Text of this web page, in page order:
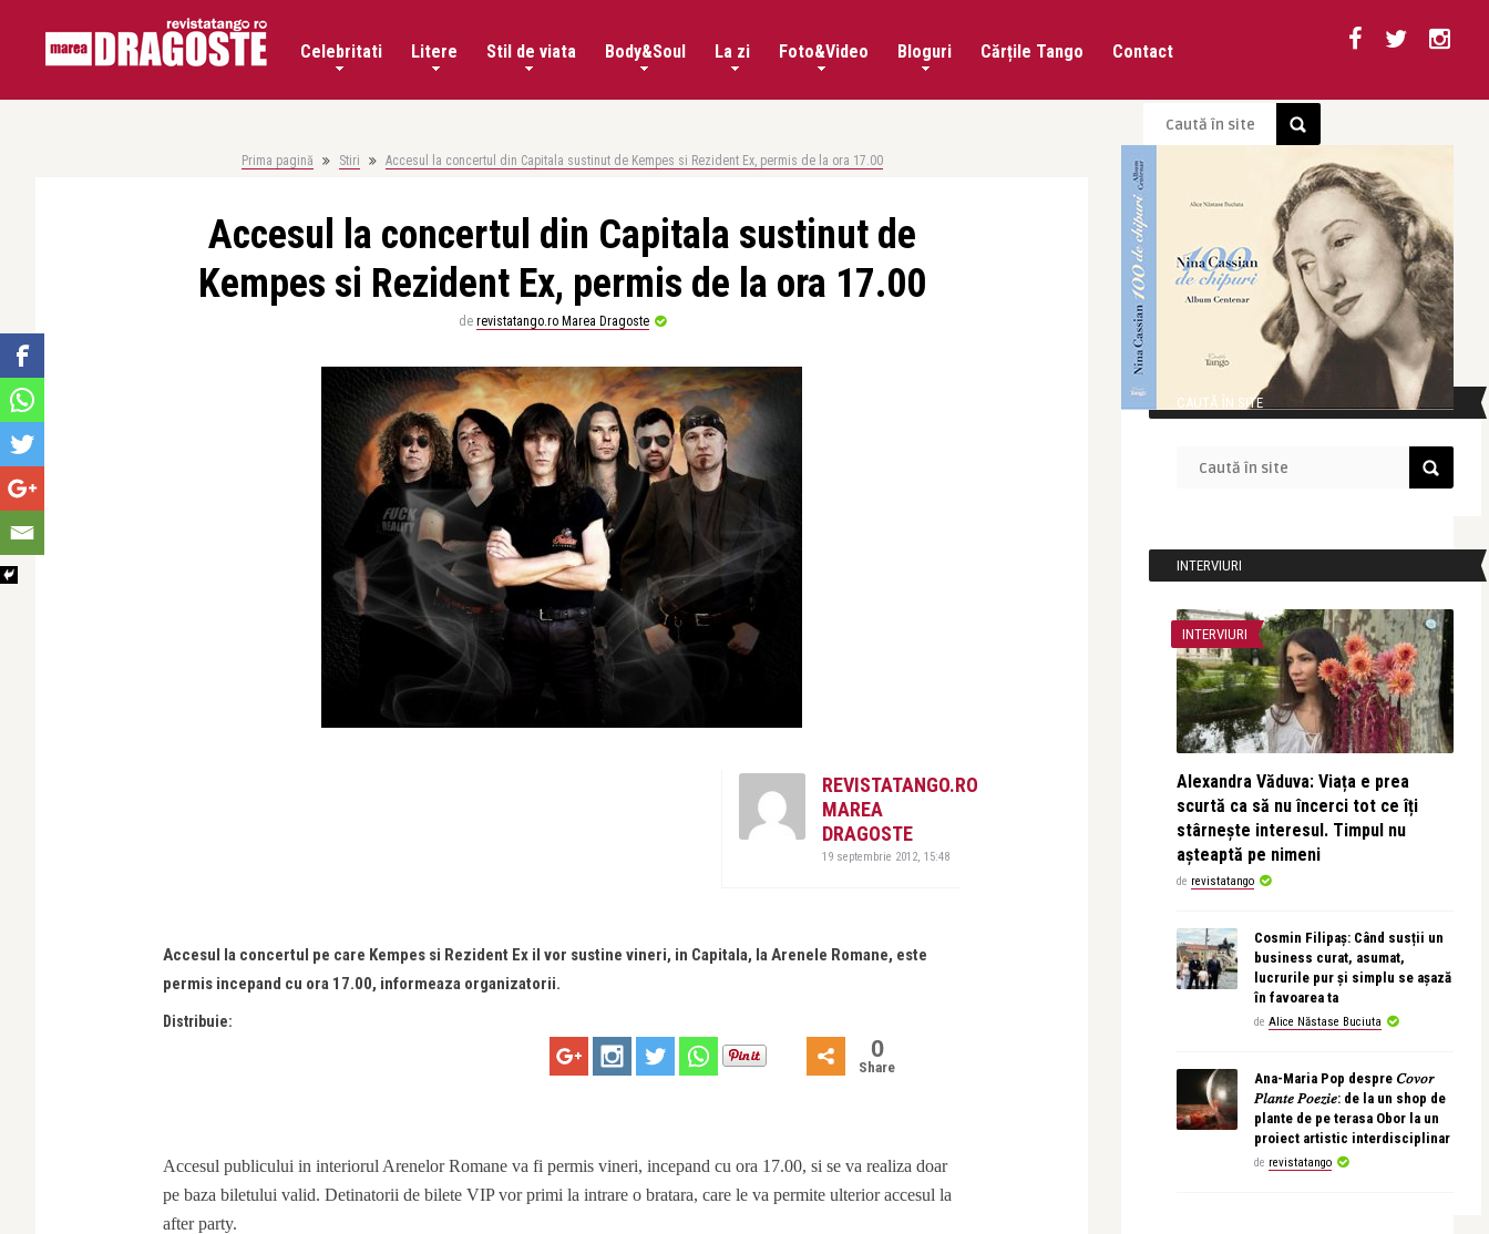
Celebritati Litere Stil de viata Body&Soul La zi Foto&Video Bloguri Cărțile Tango Contact
Prima pagină Stiri Accesul la concertul din Capitala sustinut de Kempes si Rezident Ex, permis de la ora 17.00
Accesul la concertul din Capitala sustinut de
Kempes si Rezident Ex, permis de la ora 17.00
de revistatango.ro Marea Dragoste
REVISTATANGO.RO
MAREA
DRAGOSTE
19 septembrie 2012, 15:48
Accesul la concertul pe care Kempes si Rezident Ex il vor sustine vineri, in Capitala, la Arenele Romane, este
permis incepand cu ora 17.00, informeaza organizatorii.
Distribuie:
0
Share
Accesul publicului in interiorul Arenelor Romane va fi permis vineri, incepand cu ora 17.00, si se va realiza doar
pe baza biletului valid. Detinatorii de bilete VIP vor primi la intrare o bratara, care le va permite ulterior accesul la
after party.
CAUTĂ ÎN SITE
INTERVIURI
INTERVIURI
Alexandra Văduva: Viața e prea
scurtă ca să nu încerci tot ce îți
stârnește interesul. Timpul nu
așteaptă pe nimeni
de revistatango
Cosmin Filipaș: Când susții un
business curat, asumat,
lucrurile pur și simplu se așază
în favoarea ta
de Alice Năstase Buciuta
Ana-Maria Pop despre 𝐶𝑜𝑣𝑜𝑟
𝑃𝑙𝑎𝑛𝑡𝑒 𝑃𝑜𝑒𝑧𝑖𝑒: de la un shop de
plante de pe terasa Obor la un
proiect artistic interdisciplinar
de revistatango